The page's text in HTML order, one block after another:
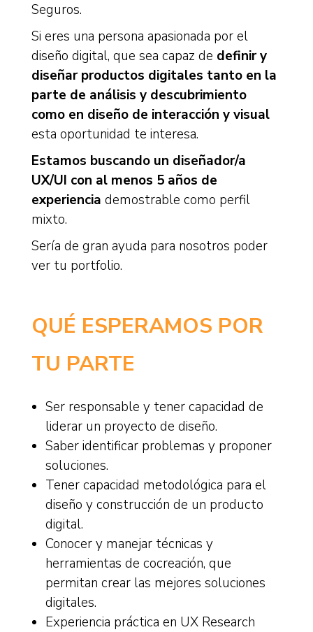
Seguros.
Si eres una persona apasionada por el
diseño digital, que sea capaz de definir y
diseñar productos digitales tanto en la
parte de análisis y descubrimiento
como en diseño de interacción y visual
esta oportunidad te interesa.
Estamos buscando un diseñador/a
UX/UI con al menos 5 años de
experiencia demostrable como perfil
mixto.
Sería de gran ayuda para nosotros poder
ver tu portfolio.
QUÉ ESPERAMOS POR
TU PARTE
Ser responsable y tener capacidad de
liderar un proyecto de diseño.
Saber identificar problemas y proponer
soluciones.
Tener capacidad metodológica para el
diseño y construcción de un producto
digital.
Conocer y manejar técnicas y
herramientas de cocreación, que
permitan crear las mejores soluciones
digitales.
Experiencia práctica en UX Research